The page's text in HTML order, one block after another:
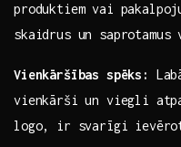
produktiem vai
skaidrus un saprotamus
Vienkāršības spēks:
‍vienkārši un viegli
logo, ir svarīgi ievērot